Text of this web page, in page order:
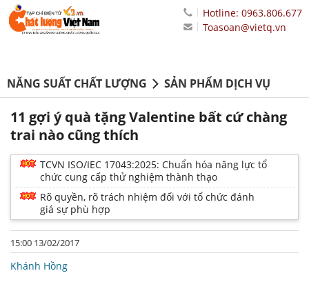
Hotline: 0963.806.677
Toasoan@vietq.vn
NĂNG SUẤT CHẤT LƯỢNG SẢN PHẨM DỊCH VỤ
11 gợi ý quà tặng Valentine bất cứ chàng
trai nào cũng thích
TCVN ISO/IEC 17043:2025: Chuẩn hóa năng lực tổ
chức cung cấp thử nghiệm thành thạo
Rõ quyền, rõ trách nhiệm đối với tổ chức đánh
giá sự phù hợp
15:00 13/02/2017
Khánh Hồng